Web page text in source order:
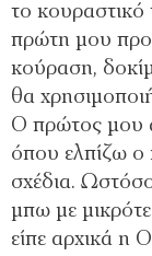
το
πρώτη μου
κούραση,
θα
Ο πρώτος μου
όπου ελπίζω ο
σχέδια.
μπω με
είπε αρχικά η